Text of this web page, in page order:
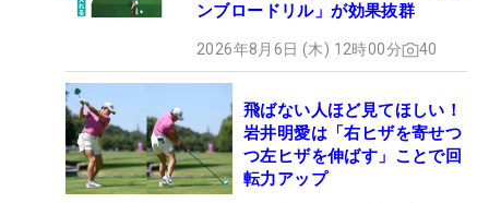
ンブロードリル」が効果抜群
2026年8月6日 (木) 12時00分 40
飛ばない人ほど見てほしい！
岩井明愛は「右ヒザを寄せつ
つ左ヒザを伸ばす」ことで回
転力アップ